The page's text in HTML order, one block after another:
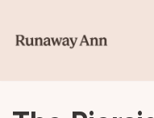
Przejdź